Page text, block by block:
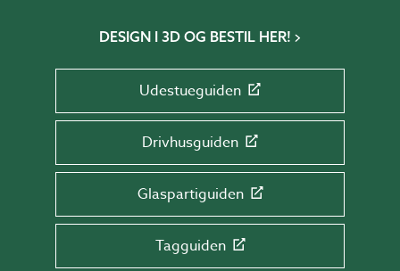
DESIGN I 3D OG BESTIL HER!
Udestueguiden
Drivhusguiden
Glaspartiguiden
Tagguiden